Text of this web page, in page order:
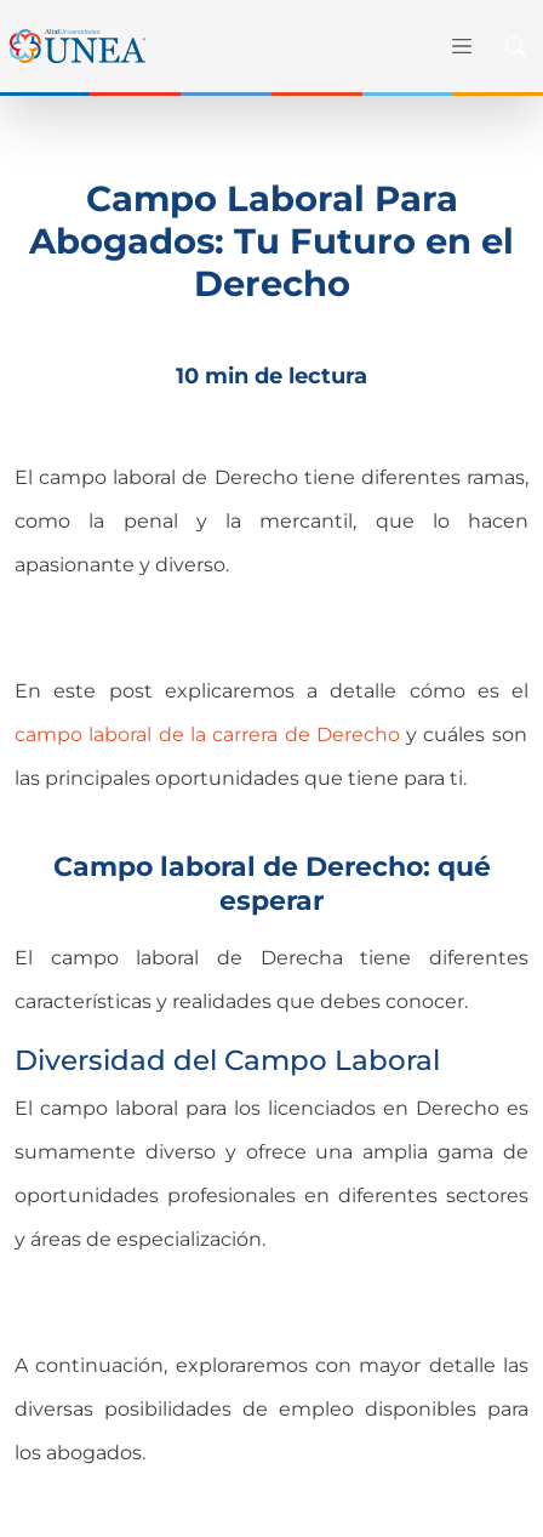
Campo Laboral Para
Abogados: Tu Futuro en el
Derecho
10 min de lectura
El campo laboral de Derecho tiene diferentes ramas,
como la penal y la mercantil, que lo hacen
apasionante y diverso.
En este post explicaremos a detalle cómo es el
campo laboral de la carrera de Derechoy cuáles son
las principales oportunidades que tiene para ti.
Campo laboral de Derecho: qué
esperar
El campo laboral de Derecha tiene diferentes
características y realidades que debes conocer.
Diversidad del Campo Laboral
El campo laboral para los licenciados en Derecho es
sumamente diverso y ofrece una amplia gama de
oportunidades profesionales en diferentes sectores
y áreas de especialización.
A continuación, exploraremos con mayor detalle las
diversas posibilidades de empleo disponibles para
los abogados.